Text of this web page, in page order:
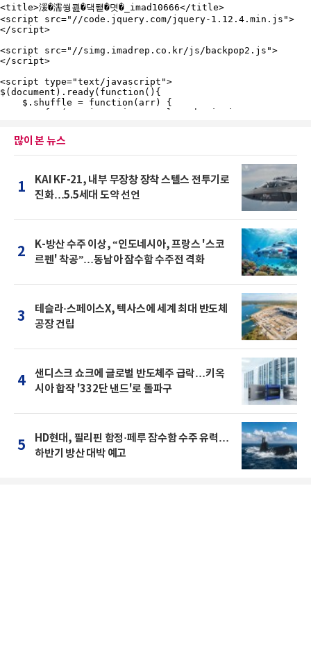
많이 본 뉴스
1
KAI KF-21, 내부 무장창 장착 스텔스 전투기로
진화…5.5세대 도약 선언
2
K-방산 수주 이상, “인도네시아, 프랑스 '스코
르펜' 착공”…동남아 잠수함 수주전 격화
3
테슬라·스페이스X, 텍사스에 세계 최대 반도체
공장 건립
4
샌디스크 쇼크에 글로벌 반도체주 급락…키옥
시아 합작 '332단 낸드'로 돌파구
5
HD현대, 필리핀 함정·페루 잠수함 수주 유력…
하반기 방산 대박 예고